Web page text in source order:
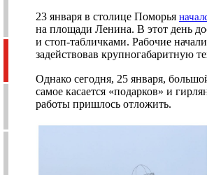
23 января в столице Поморья
на площади Ленина. В этот день
и стоп-табличками. Рабочие
задействовав крупногабаритную
Однако сегодня, 25 января,
самое касается «подарков» и
работы пришлось отложить.